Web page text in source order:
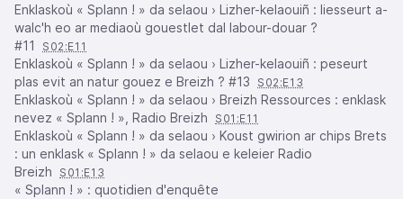
Enklaskoù « Splann ! » da selaou › Lizher-kelaouiñ : liesseurt a-
walc'h eo ar mediaoù gouestlet dal labour-douar ?
#11
S02:E11
Enklaskoù « Splann ! » da selaou › Lizher-kelaouiñ : peseurt
plas evit an natur gouez e Breizh ? #13
S02:E13
Enklaskoù « Splann ! » da selaou › Breizh Ressources : enklask
nevez « Splann ! », Radio Breizh
S01:E11
Enklaskoù « Splann ! » da selaou › Koust gwirion ar chips Brets
: un enklask « Splann ! » da selaou e keleier Radio
Breizh
S01:E13
« Splann ! » : quotidien d'enquête